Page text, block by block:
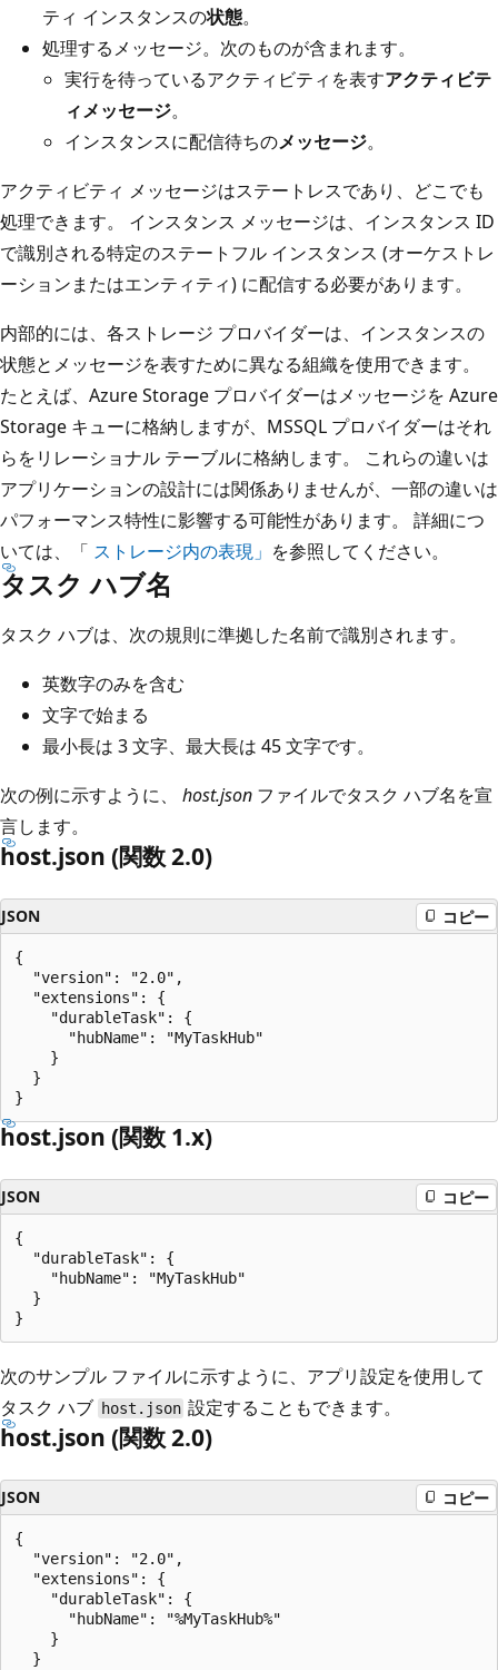
ティ インスタンスの状態。
処理するメッセージ。次のものが含まれます。
実行を待っているアクティビティを表すアクティビテ
ィメッセージ。
インスタンスに配信待ちのメッセージ。
アクティビティ メッセージはステートレスであり、どこでも
処理できます。 インスタンス メッセージは、インスタンス ID
で識別される特定のステートフル インスタンス (オーケストレ
ーションまたはエンティティ) に配信する必要があります。
内部的には、各ストレージ プロバイダーは、インスタンスの
状態とメッセージを表すために異なる組織を使用できます。
たとえば、Azure Storage プロバイダーはメッセージを Azure
Storage キューに格納しますが、MSSQL プロバイダーはそれ
らをリレーショナル テーブルに格納します。 これらの違いは
アプリケーションの設計には関係ありませんが、一部の違いは
パフォーマンス特性に影響する可能性があります。 詳細につ
いては、「 ストレージ内の表現」 を参照してください。
タスク ハブ名
タスク ハブは、次の規則に準拠した名前で識別されます。
英数字のみを含む
文字で始まる
最小長は 3 文字、最大長は 45 文字です。
次の例に示すように、 host.json ファイルでタスク ハブ名を宣
言します。
host.json (関数 2.0)
JSON コピー
{
  "version": "2.0",
  "extensions": {
    "durableTask": {
      "hubName": "MyTaskHub"
    }
  }
host.json (関数 1.x)
JSON コピー
{
  "durableTask": {
    "hubName": "MyTaskHub"
  }
次のサンプル ファイルに示すように、アプリ設定を使用して
タスク ハブ host.json 設定することもできます。
host.json (関数 2.0)
JSON コピー
{
  "version": "2.0",
  "extensions": {
    "durableTask": {
      "hubName": "%MyTaskHub%"
    }
  }